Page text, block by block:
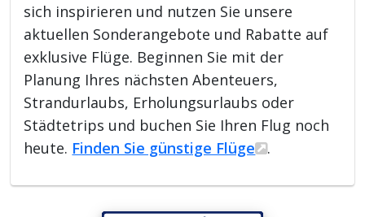
sich inspirieren und nutzen Sie unsere
aktuellen Sonderangebote und Rabatte auf
exklusive Flüge. Beginnen Sie mit der
Planung Ihres nächsten Abenteuers,
Strandurlaubs, Erholungsurlaubs oder
Städtetrips und buchen Sie Ihren Flug noch
heute. Finden Sie günstige Flüge .